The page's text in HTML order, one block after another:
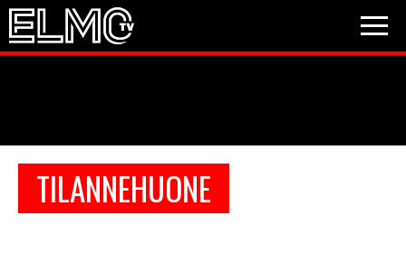
TILANNEHUONE
PESÄPALLO
VIDEOT